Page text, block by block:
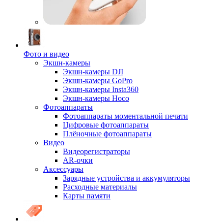
Фото и видео
Экшн-камеры
Экшн-камеры DJI
Экшн-камеры GoPro
Экшн-камеры Insta360
Экшн-камеры Hoco
Фотоаппараты
Фотоаппараты моментальной печати
Цифровые фотоаппараты
Плёночные фотоаппараты
Видео
Видеорегистраторы
AR-очки
Аксессуары
Зарядные устройства и аккумуляторы
Расходные материалы
Карты памяти